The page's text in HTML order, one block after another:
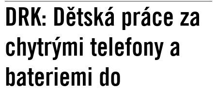
DRK: Dětská práce za
chytrými telefony a
bateriemi do